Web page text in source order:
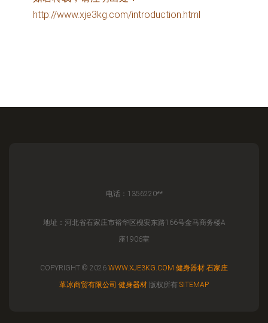
http://www.xje3kg.com/introduction.html
电话：1356220**
地址：河北省石家庄市裕华区槐安东路166号金马商务楼A
座1906室
COPYRIGHT © 2026 WWW.XJE3KG.COM 健身器材 石家庄
革冰商贸有限公司 健身器材 版权所有 SITEMAP